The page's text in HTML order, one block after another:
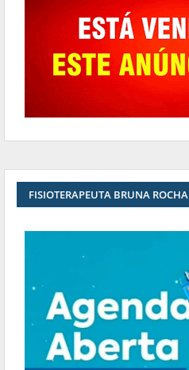
FISIOTERAPEUTA BRUNA ROCHA